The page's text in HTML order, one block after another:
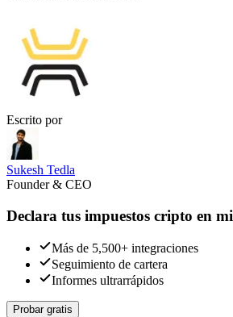
Escrito por
Sukesh Tedla
Founder & CEO
Declara tus impuestos cripto en
Más de 5,500+ integraciones
Seguimiento de cartera
Informes ultrarrápidos
Probar gratis